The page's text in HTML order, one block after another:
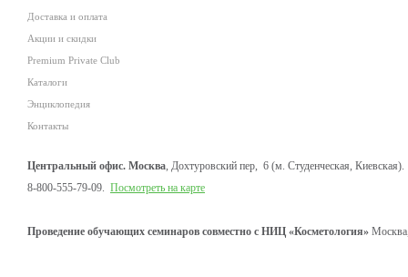
Доставка и оплата
Акции и скидки
Premium Private Club
Каталоги
Энциклопедия
Контакты
Центральный офис. Москва, Дохтуровский пер, 6 (м. Студенческая, Киевская).
8-800-555-79-09. Посмотреть на карте
Проведение обучающих семинаров совместно с НИЦ «Косметология»